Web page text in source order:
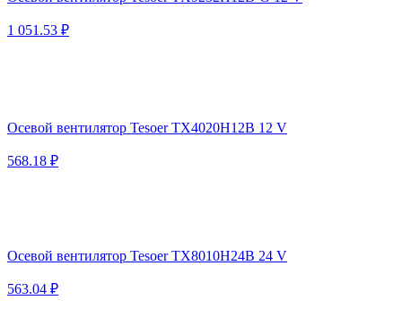
1 051.53 ₽
Осевой вентилятор Tesoer TX4020H12B 12 V
568.18 ₽
Осевой вентилятор Tesoer TX8010H24B 24 V
563.04 ₽